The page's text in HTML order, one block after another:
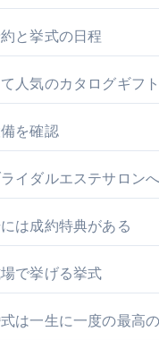
と挙式の日程
人気のカタログギフト
を確認
イダルエステサロンへ
は成約特典がある
で挙げる挙式
は一生に一度の最高